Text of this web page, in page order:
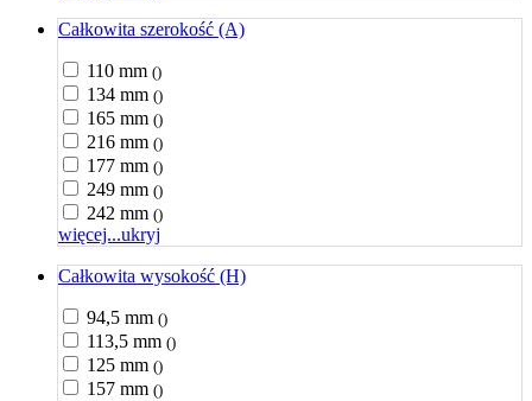
Całkowita szerokość (A)
110 mm ()
134 mm ()
165 mm ()
216 mm ()
177 mm ()
249 mm ()
242 mm ()
więcej...ukryj
Całkowita wysokość (H)
94,5 mm ()
113,5 mm ()
125 mm ()
157 mm ()